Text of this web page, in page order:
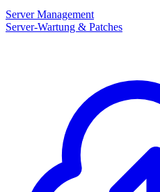
Server Management
Server-Wartung & Patches